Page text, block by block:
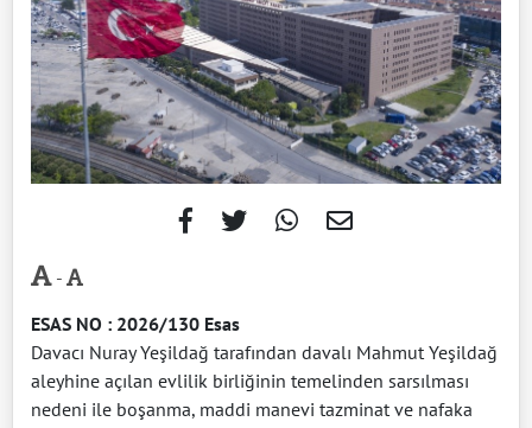
-
ESAS NO : 2026/130 Esas
Davacı Nuray Yeşildağ tarafından davalı Mahmut Yeşildağ
aleyhine açılan evlilik birliğinin temelinden sarsılması
nedeni ile boşanma, maddi manevi tazminat ve nafaka